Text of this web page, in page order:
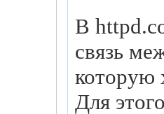
В
связь
которую
Для